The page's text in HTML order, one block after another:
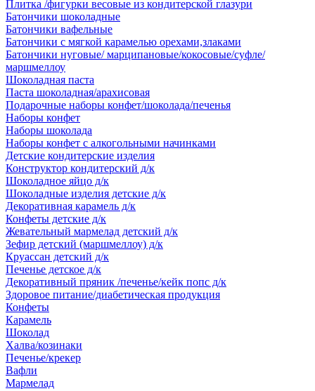
Плитка /фигурки весовые из кондитерской глазури
Батончики шоколадные
Батончики вафельные
Батончики с мягкой карамелью орехами,злаками
Батончики нуговые/ марципановые/кокосовые/суфле/
маршмеллоу
Шоколадная паста
Паста шоколадная/арахисовая
Подарочные наборы конфет/шоколада/печенья
Наборы конфет
Наборы шоколада
Наборы конфет с алкогольными начинками
Детские кондитерские изделия
Конструктор кондитерский д/к
Шоколадное яйцо д/к
Шоколадные изделия детские д/к
Декоративная карамель д/к
Конфеты детские д/к
Жевательный мармелад детский д/к
Зефир детский (маршмеллоу) д/к
Круассан детский д/к
Печенье детское д/к
Декоративный пряник /печенье/кейк попс д/к
Здоровое питание/диабетическая продукция
Конфеты
Карамель
Шоколад
Халва/козинаки
Печенье/крекер
Вафли
Мармелад